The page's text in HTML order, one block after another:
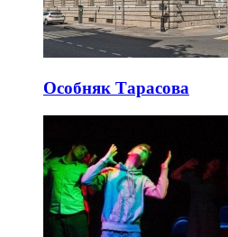
Особняк Тарасова